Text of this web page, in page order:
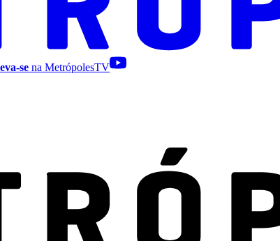
se na MetrópolesTV